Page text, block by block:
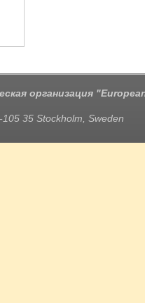
организация
35 Stockholm, Sweden